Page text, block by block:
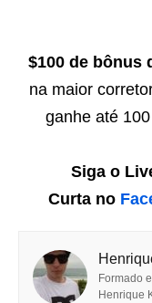
$100 de bônus
na maior
ganhe até
Siga o
Curta no
Formado
Henrique